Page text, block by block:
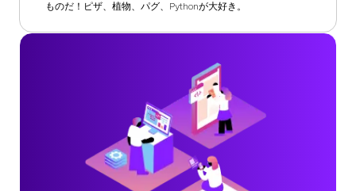
ものだ！ピザ、植物、パグ、Pythonが大好き。